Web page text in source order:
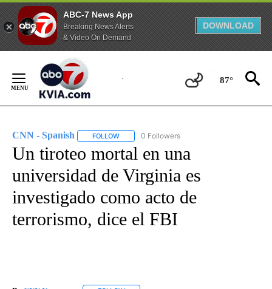
ABC-7 News App
Breaking News Alerts
& Video On Demand
DOWNLOAD
Content
87°
CNN - Spanish FOLLOW FOLLOW "CNN - SPANISH" TO RECEIVE
0 Followers
Un tiroteo mortal en una
universidad de Virginia es
investigado como acto de
terrorismo, dice el FBI